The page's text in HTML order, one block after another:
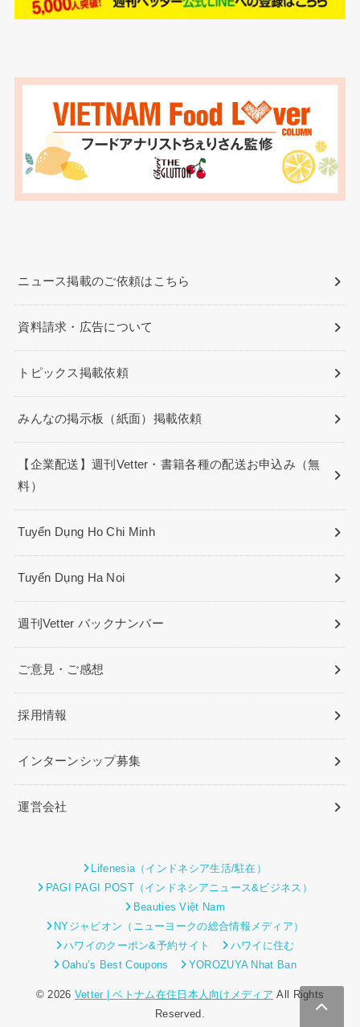
ニュース掲載のご依頼はこちら
資料請求・広告について
トピックス掲載依頼
みんなの掲示板（紙面）掲載依頼
【企業配送】週刊Vetter・書籍各種の配送お申込み（無
料）
Tuyển Dụng Ho Chi Minh
Tuyển Dụng Ha Noi
週刊Vetter バックナンバー
ご意見・ご感想
採用情報
インターンシップ募集
運営会社
Lifenesia（インドネシア生活/駐在）
PAGI PAGI POST（インドネシアニュース&ビジネス）
Beauties Việt Nam
NYジャピオン（ニューヨークの総合情報メディア）
ハワイのクーポン&予約サイト
ハワイに住む
Oahu’s Best Coupons
YOROZUYA Nhat Ban
© 2026 Vetter | ベトナム在住日本人向けメディア All Rights
Reserved.